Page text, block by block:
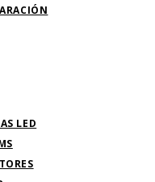
LED